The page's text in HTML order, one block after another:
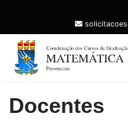
Docentes